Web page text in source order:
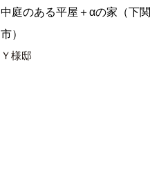
中庭のある平屋＋αの家（下関
市）
Ｙ様邸